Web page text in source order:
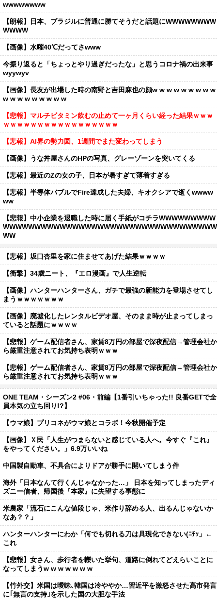
wwwwwwww
【朗報】日本、ブラジルに普通に勝てそうだと話題にWWWWWWWW
WWWW
【画像】水曜40℃だってさwww
今振り返ると「ちょっとやり過ぎだったな」と思うコロナ禍の出来事
wyywyv
【画像】長友が出場した時の南野と吉田麻也の顔w w w w w w w w w
w w w w w w w w w
【悲報】マルチビタミン飲むの止めて一ヶ月くらい経った結果ｗｗｗ
ｗｗｗｗｗｗｗｗｗｗｗｗｗｗｗｗｗ
【悲報】AI界の勢力図、1週間でまた変わってしまう
【画像】うな丼屋さんのHPの写真、グレーゾーンを突いてくる
【悲報】最近のZの女の子、日本が暑すぎて薄着すぎる
【悲報】半導体バブルでFire達成した夫婦、キオクシアで逝くwwww
ww
【悲報】中小企業を退職した時に届く手紙がコチラWWWWWWWWW
WWWWWWWWWWWWWWWWWWWWWWWWWWWWWWWWWW
WW
【悲報】坂口杏里を家に住ませてあげた結果ｗｗｗｗ
【衝撃】34歳ニート、『エロ漫画』で人生逆転
【画像】ハンターハンターさん、ガチで最強の新能力を登場させてし
まうｗｗｗｗｗｗｗ
【画像】廃墟化したレンタルビデオ屋、そのまま時が止まってしまっ
ていると話題にｗｗｗｗ
【悲報】ゲーム配信者さん、家賃8万円の部屋で深夜配信→管理会社か
ら厳重注意されてお気持ち表明ｗｗｗ
【悲報】ゲーム配信者さん、家賃8万円の部屋で深夜配信→管理会社か
ら厳重注意されてお気持ち表明ｗｗｗ
ONE TEAM・シーズン2 #06・前編【1番引いちゃった!! 良番GETで全
員本気の立ち回り!?】
【ウマ娘】プリコネがウマ娘とコラボ！今秋開催予定
【画像】Ｘ民「人生がつまらないと感じている人へ。今すぐ『これ』
をやってください。」6.9万いいね
中国製自動車、不具合によりドアが勝手に開いてしまう件
海外「日本なんて行くんじゃなかった…」 日本を知ってしまったディ
ズニー信者、帰国後『本家』に失望する事態に
米農家「流石にこんな値段じゃ、米作り辞める人、出るんじゃないか
なあ？？」
ハンターハンターにわか「何でも切れる刀は具現化できない(ﾆﾁｯ」←
これ
【悲報】女さん、歩行者を轢いた挙句、道路に倒れてどえらいことに
なってしまうw w w w w w w
【竹外交】米国は曖昧､韓国は冷ややか…習近平を激怒させた高市発言
に｢無言の支持｣を示した国の大胆な手法